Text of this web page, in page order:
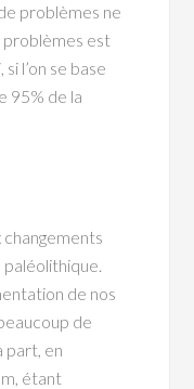
problèmes ne
problèmes est
l’on se base
95% de la
paléolithique.
de nos
de
part, en
étant